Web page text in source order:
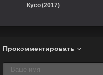
Кусо (2017)
Прокомментировать